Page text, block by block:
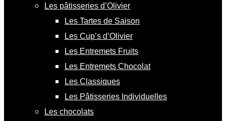
Les pâtisseries d’Olivier
Les Tartes de Saison
Les Cup’s d’Olivier
Les Entremets Fruits
Les Entremets Chocolat
Les Classiques
Les Pâtisseries Individuelles
Les chocolats